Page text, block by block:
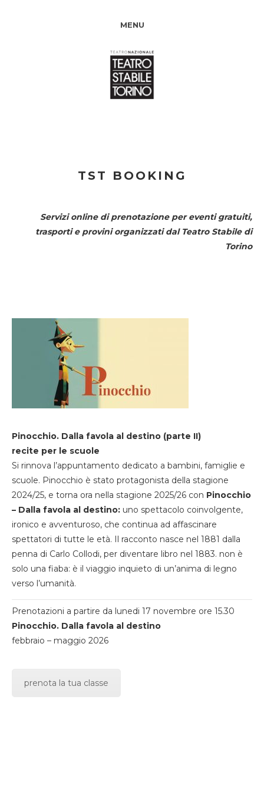
MENU
TST BOOKING
Servizi online di prenotazione per eventi gratuiti,
trasporti e provini organizzati dal Teatro Stabile di
Torino
Pinocchio. Dalla favola al destino (parte II)
recite per le scuole
Si rinnova l’appuntamento dedicato a bambini, famiglie e
scuole. Pinocchio è stato protagonista della stagione
2024/25, e torna ora nella stagione 2025/26 con Pinocchio
– Dalla favola al destino: uno spettacolo coinvolgente,
ironico e avventuroso, che continua ad affascinare
spettatori di tutte le età. Il racconto nasce nel 1881 dalla
penna di Carlo Collodi, per diventare libro nel 1883. non è
solo una fiaba: è il viaggio inquieto di un’anima di legno
verso l’umanità.
Prenotazioni a partire da lunedi 17 novembre ore 15.30
Pinocchio. Dalla favola al destino
febbraio – maggio 2026
prenota la tua classe